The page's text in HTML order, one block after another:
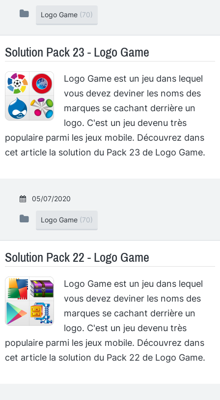
Logo Game (70)
Solution Pack 23 - Logo Game
Logo Game est un jeu dans lequel
vous devez deviner les noms des
marques se cachant derrière un
logo. C'est un jeu devenu très
populaire parmi les jeux mobile. Découvrez dans
cet article la solution du Pack 23 de Logo Game.
05/07/2020
Logo Game (70)
Solution Pack 22 - Logo Game
Logo Game est un jeu dans lequel
vous devez deviner les noms des
marques se cachant derrière un
logo. C'est un jeu devenu très
populaire parmi les jeux mobile. Découvrez dans
cet article la solution du Pack 22 de Logo Game.